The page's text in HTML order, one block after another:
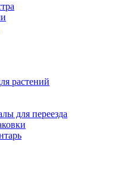
растений
для переезда